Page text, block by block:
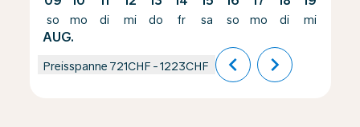
so
AUG.
mo di mi do fr sa so mo di mi
Preisspanne 721CHF -1223CHF chevron_left chevron_right